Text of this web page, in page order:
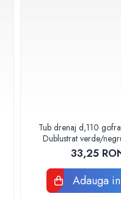
Tub drenaj d,110
Dublustrat verde/
Drainkit
33,25
Adauga